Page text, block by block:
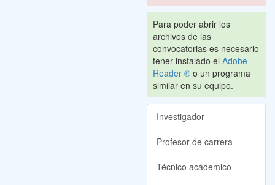
Para poder abrir los
archivos de las
convocatorias es necesario
tener instalado el Adobe
Reader ® o un programa
similar en su equipo.
Investigador
Profesor de carrera
Técnico acádemico